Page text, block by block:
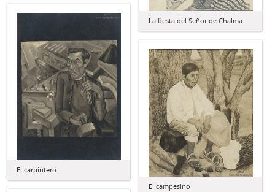
La fiesta del Señor de Chalma
El carpintero
El campesino